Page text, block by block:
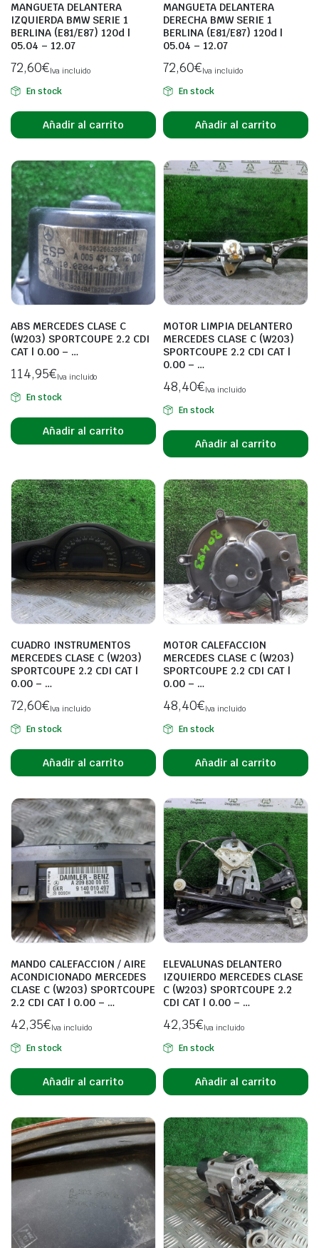
MANGUETA DELANTERA
IZQUIERDA BMW SERIE 1
BERLINA (E81/E87) 120d |
05.04 – 12.07
72,60€Iva incluido
En stock
Añadir al carrito
MANGUETA DELANTERA
DERECHA BMW SERIE 1
BERLINA (E81/E87) 120d |
05.04 – 12.07
72,60€Iva incluido
En stock
Añadir al carrito
ABS MERCEDES CLASE C
(W203) SPORTCOUPE 2.2 CDI
CAT | 0.00 – …
114,95€Iva incluido
En stock
Añadir al carrito
MOTOR LIMPIA DELANTERO
MERCEDES CLASE C (W203)
SPORTCOUPE 2.2 CDI CAT |
0.00 – …
48,40€Iva incluido
En stock
Añadir al carrito
CUADRO INSTRUMENTOS
MERCEDES CLASE C (W203)
SPORTCOUPE 2.2 CDI CAT |
0.00 – …
72,60€Iva incluido
En stock
Añadir al carrito
MOTOR CALEFACCION
MERCEDES CLASE C (W203)
SPORTCOUPE 2.2 CDI CAT |
0.00 – …
48,40€Iva incluido
En stock
Añadir al carrito
MANDO CALEFACCION / AIRE
ACONDICIONADO MERCEDES
CLASE C (W203) SPORTCOUPE
2.2 CDI CAT | 0.00 – …
42,35€Iva incluido
En stock
Añadir al carrito
ELEVALUNAS DELANTERO
IZQUIERDO MERCEDES CLASE
C (W203) SPORTCOUPE 2.2
CDI CAT | 0.00 – …
42,35€Iva incluido
En stock
Añadir al carrito